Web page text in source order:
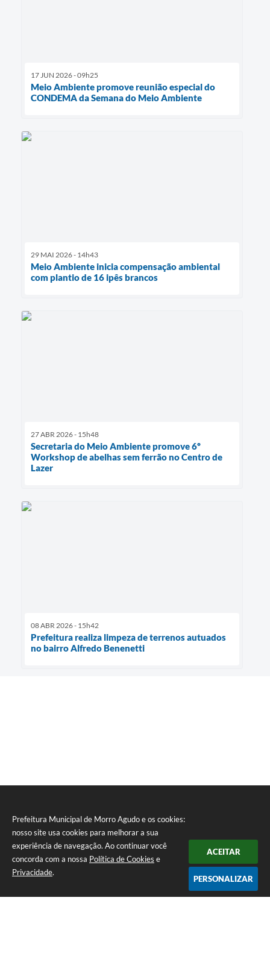
Prefeitura Municipal de Morro Agudo e os cookies:
nosso site usa cookies para melhorar a sua
experiência de navegação. Ao continuar você
concorda com a nossa Política de Cookies e
Privacidade.
ACEITAR
PERSONALIZAR
17 JUN 2026 - 09h25
Meio Ambiente promove reunião especial do
CONDEMA da Semana do Meio Ambiente
29 MAI 2026 - 14h43
Meio Ambiente inicia compensação ambiental
com plantio de 16 ipês brancos
27 ABR 2026 - 15h48
Secretaria do Meio Ambiente promove 6º
Workshop de abelhas sem ferrão no Centro de
Lazer
08 ABR 2026 - 15h42
Prefeitura realiza limpeza de terrenos autuados
no bairro Alfredo Benenetti